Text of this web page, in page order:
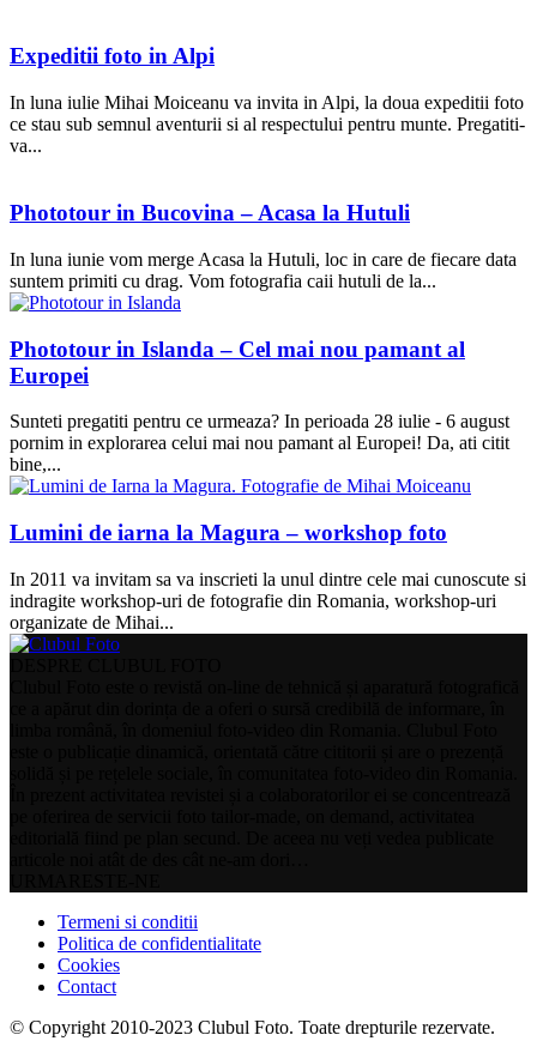
Expeditii foto in Alpi
In luna iulie Mihai Moiceanu va invita in Alpi, la doua expeditii foto
ce stau sub semnul aventurii si al respectului pentru munte. Pregatiti-
va...
Phototour in Bucovina – Acasa la Hutuli
In luna iunie vom merge Acasa la Hutuli, loc in care de fiecare data
suntem primiti cu drag. Vom fotografia caii hutuli de la...
Phototour in Islanda – Cel mai nou pamant al
Europei
Sunteti pregatiti pentru ce urmeaza? In perioada 28 iulie - 6 august
pornim in explorarea celui mai nou pamant al Europei! Da, ati citit
bine,...
Lumini de iarna la Magura – workshop foto
In 2011 va invitam sa va inscrieti la unul dintre cele mai cunoscute si
indragite workshop-uri de fotografie din Romania, workshop-uri
organizate de Mihai...
Termeni si conditii
Politica de confidentialitate
Cookies
Contact
© Copyright 2010-2023 Clubul Foto. Toate drepturile rezervate.